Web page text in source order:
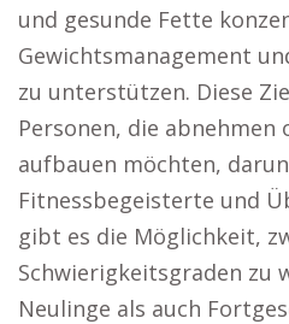
und gesunde Fette
Gewichtsmanagement
zu unterstützen. Diese
Personen, die abnehmen
aufbauen möchten,
Fitnessbegeisterte und
gibt es die Möglichkeit,
Schwierigkeitsgraden zu
Neulinge als auch